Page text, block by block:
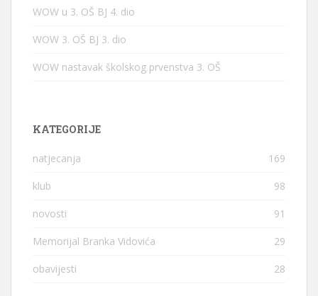
WOW u 3. OŠ BJ 4. dio
WOW 3. OŠ BJ 3. dio
WOW nastavak školskog prvenstva 3. OŠ
KATEGORIJE
natjecanja 169
klub 98
novosti 91
Memorijal Branka Vidovića 29
obavijesti 28